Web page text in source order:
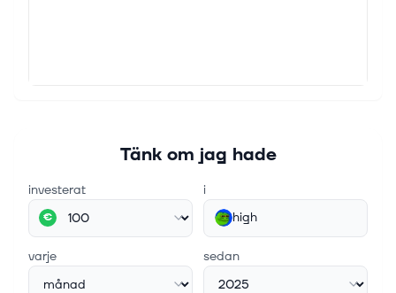
Tänk om jag hade
investerat
€
i
high
varje sedan